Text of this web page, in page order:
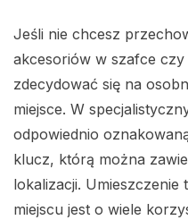
Jeśli nie chcesz
akcesoriów w szafce czy
zdecydować się na
miejsce. W
odpowiednio
klucz, którą można
lokalizacji. Umieszczenie
miejscu jest o wiele